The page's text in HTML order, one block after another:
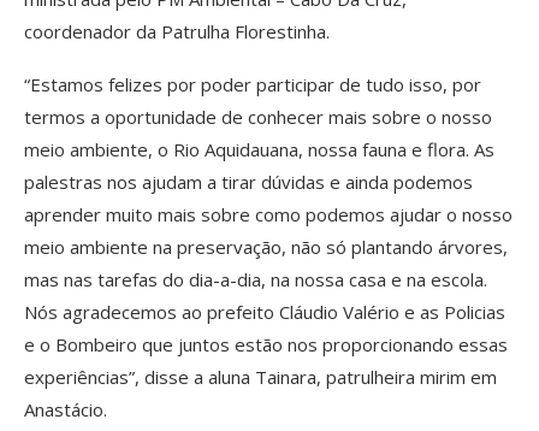
coordenador da Patrulha Florestinha.
“Estamos felizes por poder participar de tudo isso, por
termos a oportunidade de conhecer mais sobre o nosso
meio ambiente, o Rio Aquidauana, nossa fauna e flora. As
palestras nos ajudam a tirar dúvidas e ainda podemos
aprender muito mais sobre como podemos ajudar o nosso
meio ambiente na preservação, não só plantando árvores,
mas nas tarefas do dia-a-dia, na nossa casa e na escola.
Nós agradecemos ao prefeito Cláudio Valério e as Policias
e o Bombeiro que juntos estão nos proporcionando essas
experiências”, disse a aluna Tainara, patrulheira mirim em
Anastácio.